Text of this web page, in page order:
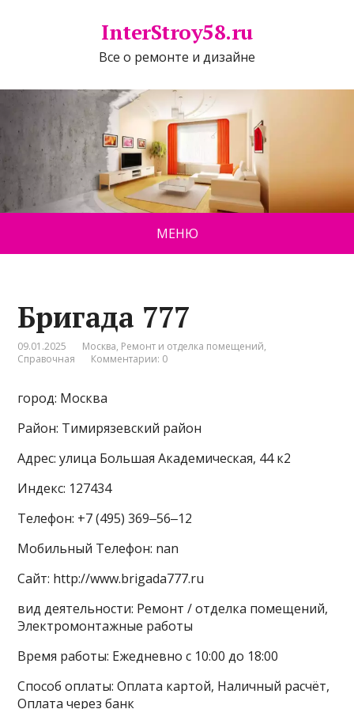
InterStroy58.ru
Все о ремонте и дизайне
МЕНЮ
Бригада 777
09.01.2025 Москва, Ремонт и отделка помещений,
Справочная
Комментарии: 0
город: Москва
Район: Тимирязевский район
Адрес: улица Большая Академическая, 44 к2
Индекс: 127434
Телефон: +7 (495) 369‒56‒12
Мобильный Телефон: nan
Сайт: http://www.brigada777.ru
вид деятельности: Ремонт / отделка помещений,
Электромонтажные работы
Время работы: Ежедневно с 10:00 до 18:00
Способ оплаты: Оплата картой, Наличный расчёт,
Оплата через банк